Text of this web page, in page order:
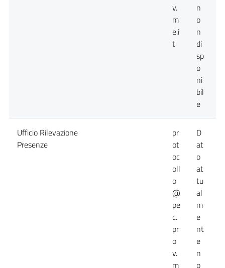
v.
m
e.i
t
n
o
n
di
sp
o
ni
bil
e
Ufficio Rilevazione
Presenze
pr
ot
oc
oll
o
@
pe
c.
pr
o
v.
m
D
at
o
at
tu
al
m
e
nt
e
n
o